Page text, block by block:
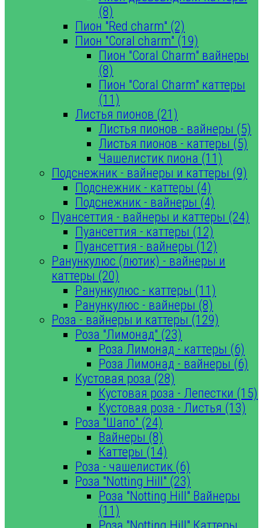
(8)
Пион "Red charm" (2)
Пион "Coral charm" (19)
Пион "Coral Charm" вайнеры
(8)
Пион "Coral Charm" каттеры
(11)
Листья пионов (21)
Листья пионов - вайнеры (5)
Листья пионов - каттеры (5)
Чашелистик пиона (11)
Подснежник - вайнеры и каттеры (9)
Подснежник - каттеры (4)
Подснежник - вайнеры (4)
Пуансеттия - вайнеры и каттеры (24)
Пуансеттия - каттеры (12)
Пуансеттия - вайнеры (12)
Ранункулюс (лютик) - вайнеры и
каттеры (20)
Ранункулюс - каттеры (11)
Ранункулюс - вайнеры (8)
Роза - вайнеры и каттеры (129)
Роза "Лимонад" (23)
Роза Лимонад - каттеры (6)
Роза Лимонад - вайнеры (6)
Кустовая роза (28)
Кустовая роза - Лепестки (15)
Кустовая роза - Листья (13)
Роза "Шапо" (24)
Вайнеры (8)
Каттеры (14)
Роза - чашелистик (6)
Роза "Notting Hill" (23)
Роза "Notting Hill" Вайнеры
(11)